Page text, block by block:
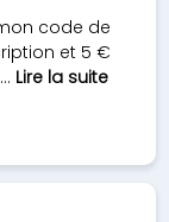
code de
et 5 €
Lire la suite